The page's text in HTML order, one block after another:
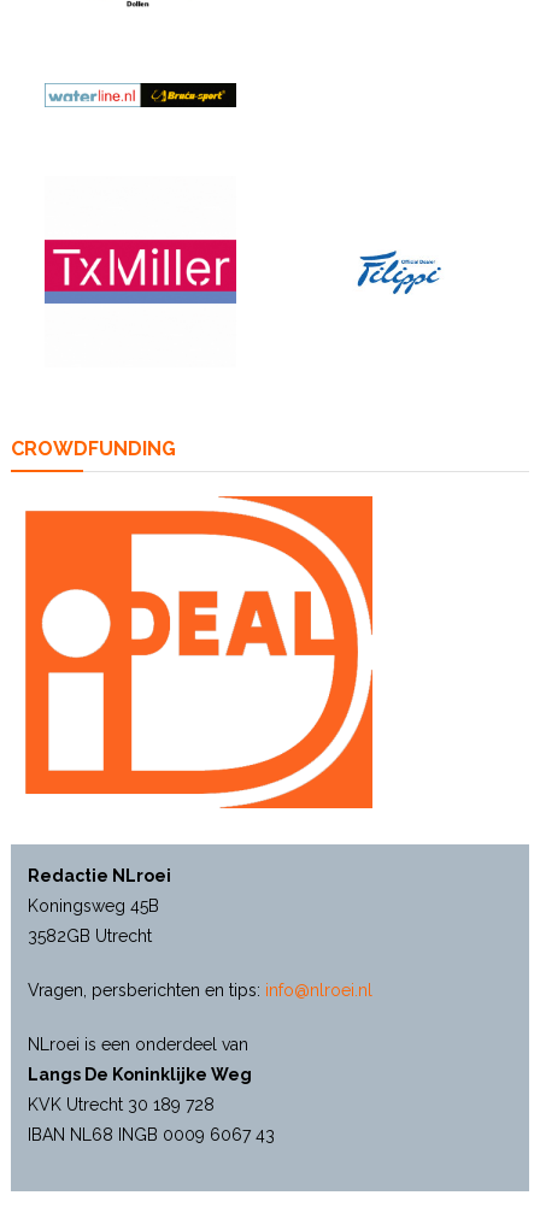
CROWDFUNDING
Redactie NLroei
Koningsweg 45B
3582GB Utrecht
Vragen, persberichten en tips: info@nlroei.nl
NLroei is een onderdeel van
Langs De Koninklijke Weg
KVK Utrecht 30 189 728
IBAN NL68 INGB 0009 6067 43